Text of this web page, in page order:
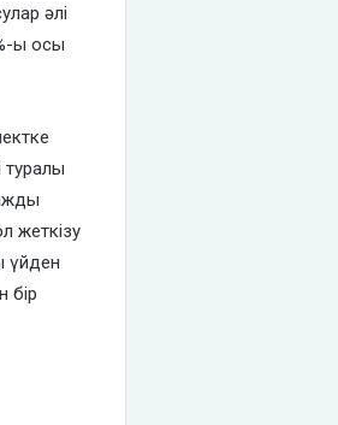
әлі
ы осы
жеткізу
үйден
бір